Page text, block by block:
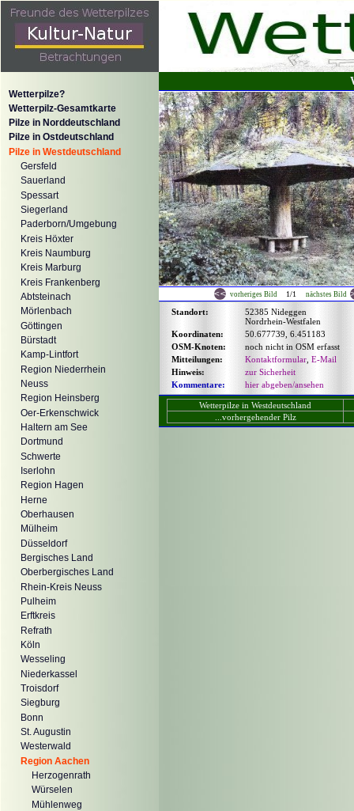
Wetterpilze?
Wetterpilz-Gesamtkarte
Pilze in Norddeutschland
Pilze in Ostdeutschland
Pilze in Westdeutschland
Gersfeld
Sauerland
Spessart
Siegerland
Paderborn/Umgebung
Kreis Höxter
Kreis Naumburg
Kreis Marburg
Kreis Frankenberg
Abtsteinach
Mörlenbach
Göttingen
Bürstadt
Kamp-Lintfort
Region Niederrhein
Neuss
Region Heinsberg
Oer-Erkenschwick
Haltern am See
Dortmund
Schwerte
Iserlohn
Region Hagen
Herne
Oberhausen
Mülheim
Düsseldorf
Bergisches Land
Oberbergisches Land
Rhein-Kreis Neuss
Pulheim
Erftkreis
Refrath
Köln
Wesseling
Niederkassel
Troisdorf
Siegburg
Bonn
St. Augustin
Westerwald
Region Aachen
Herzogenrath
Würselen
Mühlenweg
vorheriges Bild 1/1 nächstes Bild
Standort:
52385 Nideggen
Nordrhein-Westfalen
Koordinaten:
50.677739, 6.451183
OSM-Knoten:
noch nicht in OSM erfasst
Mitteilungen:
Kontaktformular E-Mail
Hinweis:
zur Sicherheit
Kommentare:
hier abgeben/ansehen
Wetterpilze in Westdeutschland
...vorhergehender Pilz